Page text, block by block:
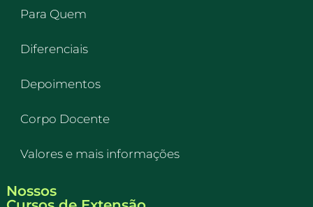
Para Quem
Diferenciais
Depoimentos
Corpo Docente
Valores e mais informações
Nossos